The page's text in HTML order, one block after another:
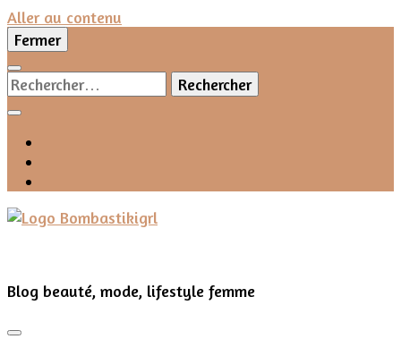
Aller au contenu
Fermer
Rechercher :
Blog beauté, mode, lifestyle femme